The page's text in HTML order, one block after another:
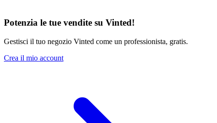
Potenzia le tue vendite su Vinted!
Gestisci il tuo negozio Vinted come un professionista, gratis.
Crea il mio account